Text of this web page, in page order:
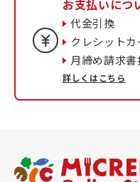
お支払いにつ
代金引換
クレシット
月締め請求書
詳しくはこちら